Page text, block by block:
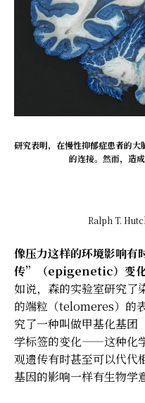
研究表明，在慢性抑郁症患者的
的连接。然而，造
Ralph T.
像压力这样的环境影响
传”（epigenetic）变化
如说，森的实验室研究了
的端粒（telomeres）的
究了一种叫做甲基化基
学标签的变化——这种化
观遗传有时甚至可以代
基因的影响一样有生物学